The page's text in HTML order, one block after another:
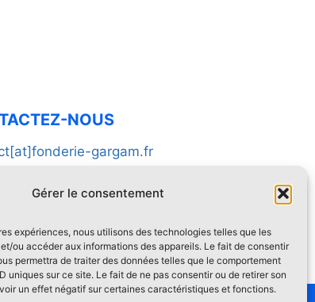
Gérer le consentement
expériences, nous utilisons des technologies telles que les
ou accéder aux informations des appareils. Le fait de consentir
permettra de traiter des données telles que le comportement
uniques sur ce site. Le fait de ne pas consentir ou de retirer son
un effet négatif sur certaines caractéristiques et fonctions.
NOUS
gargam.fr